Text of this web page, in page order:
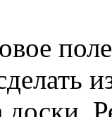
доски.